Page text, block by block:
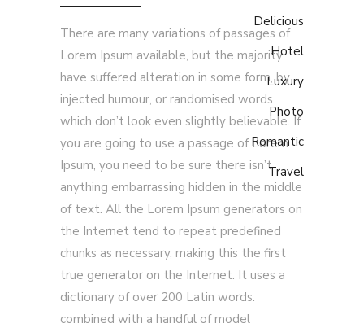
Delicious
Hotel
Luxury
Photo
Romantic
Travel
There are many variations of passages of
Lorem Ipsum available, but the majority
have suffered alteration in some form, by
injected humour, or randomised words
which don’t look even slightly believable. If
you are going to use a passage of Lorem
Ipsum, you need to be sure there isn’t
anything embarrassing hidden in the middle
of text. All the Lorem Ipsum generators on
the Internet tend to repeat predefined
chunks as necessary, making this the first
true generator on the Internet. It uses a
dictionary of over 200 Latin words.
combined with a handful of model